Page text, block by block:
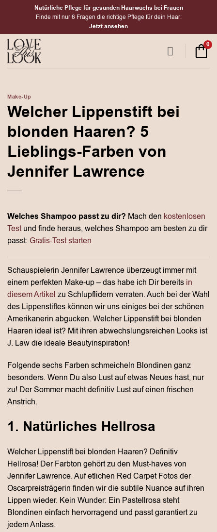
Natürliche Pflege für gesunden Haarwuchs bei Frauen
Finde mit nur 6 Fragen die richtige Pflege für dein Haar:
Jetzt ansehen
0
Make-Up
Welcher Lippenstift bei
blonden Haaren? 5
Lieblings-Farben von
Jennifer Lawrence
Welches Shampoo passt zu dir? Mach den kostenlosen
Testund finde heraus, welches Shampoo am besten zu dir
passt: Gratis-Test starten
Schauspielerin Jennifer Lawrence überzeugt immer mit
einem perfekten Make-up – das habe ich Dir bereits in
diesem Artikel zu Schlupflidern verraten. Auch bei der Wahl
des Lippenstiftes können wir uns einiges bei der schönen
Amerikanerin abgucken. Welcher Lippenstift bei blonden
Haaren ideal ist? Mit ihren abwechslungsreichen Looks ist
J. Law die ideale Beautyinspiration!
Folgende sechs Farben schmeicheln Blondinen ganz
besonders. Wenn Du also Lust auf etwas Neues hast, nur
zu! Der Sommer macht definitiv Lust auf einen frischen
Anstrich.
1. Natürliches Hellrosa
Welcher Lippenstift bei blonden Haaren? Definitiv
Hellrosa! Der Farbton gehört zu den Must-haves von
Jennifer Lawrence. Auf etlichen Red Carpet Fotos der
Oscarpreisträgerin finden wir die subtile Nuance auf ihren
Lippen wieder. Kein Wunder: Ein Pastellrosa steht
Blondinen einfach hervorragend und passt garantiert zu
jedem Anlass.